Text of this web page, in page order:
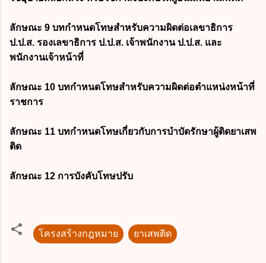
ลักษณะ 9 บทกำหนดโทษสำหรับความผิดต่อเลขาธิการ
ป.ป.ส. รองเลขาธิการ ป.ป.ส. เจ้าพนักงาน ป.ป.ส. และ
พนักงานเจ้าหน้าที่
ลักษณะ 10 บทกำหนดโทษสำหรับความผิดต่อตำแหน่งหน้าที่
ราชการ
ลักษณะ 11 บทกำหนดโทษเกี่ยวกับการบำบัดรักษาผู้ติดยาเสพ
ติด
ลักษณะ 12 การบังคับโทษปรับ
โครงสร้างกฎหมาย ยาเสพติด